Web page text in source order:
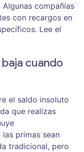
compañías
con recargos en
Lee el
cuando
el saldo insoluto
que realizas
primas sean
tradicional, pero